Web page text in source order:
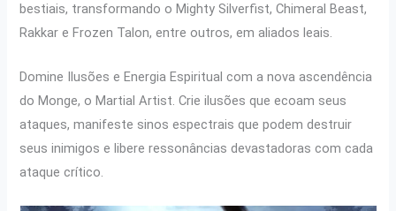
bestiais, transformando o Mighty Silverfist, Chimeral Beast,
Rakkar e Frozen Talon, entre outros, em aliados leais.
Domine Ilusões e Energia Espiritual com a nova ascendência
do Monge, o Martial Artist. Crie ilusões que ecoam seus
ataques, manifeste sinos espectrais que podem destruir
seus inimigos e libere ressonâncias devastadoras com cada
ataque crítico.